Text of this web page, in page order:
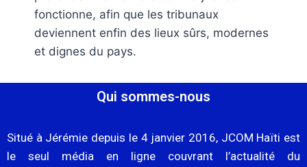
fonctionne, afin que les tribunaux
deviennent enfin des lieux sûrs, modernes
et dignes du pays.
Qui sommes-nous
Situé à Jérémie depuis le 4 janvier 2016, JCOM Haïti est
le seul média en ligne couvrant l’actualité du